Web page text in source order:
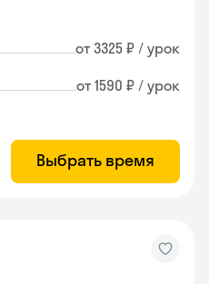
от 3325 ₽ / урок
от 1590 ₽ / урок
Выбрать время